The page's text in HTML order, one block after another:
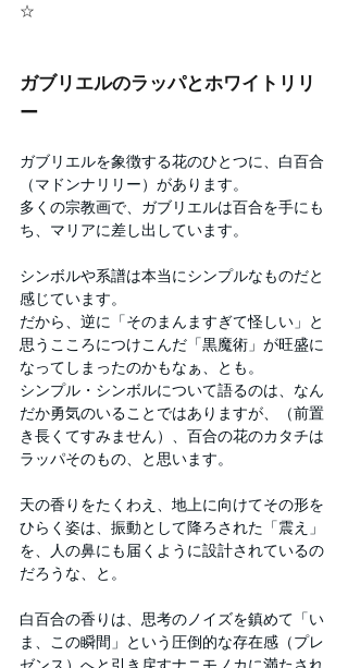
☆
ガブリエルのラッパとホワイトリリ
ー
ガブリエルを象徴する花のひとつに、白百合
（マドンナリリー）があります。
多くの宗教画で、ガブリエルは百合を手にも
ち、マリアに差し出しています。
シンボルや系譜は本当にシンプルなものだと
感じています。
だから、逆に「そのまんますぎて怪しい」と
思うこころにつけこんだ「黒魔術」が旺盛に
なってしまったのかもなぁ、とも。
シンプル・シンボルについて語るのは、なん
だか勇気のいることではありますが、（前置
き長くてすみません）、百合の花のカタチは
ラッパそのもの、と思います。
天の香りをたくわえ、地上に向けてその形を
ひらく姿は、振動として降ろされた「震え」
を、人の鼻にも届くように設計されているの
だろうな、と。
白百合の香りは、思考のノイズを鎮めて「い
ま、この瞬間」という圧倒的な存在感（プレ
ゼンス）へと引き戻すナニモノカに満たされ